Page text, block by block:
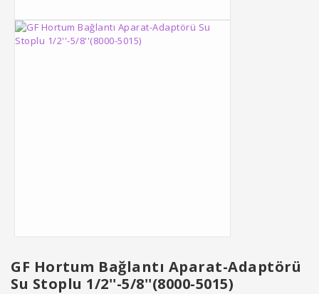
GF Hortum Bağlantı Aparat-Adaptörü
Su Stoplu 1/2''-5/8''(8000-5015)